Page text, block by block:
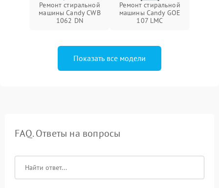
Ремонт стиральной
машины Candy CWB
1062 DN
Ремонт стиральной
машины Candy GOE
107 LMC
Показать все модели
FAQ. Ответы на вопросы